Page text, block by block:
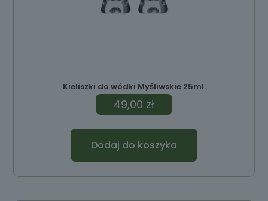
Kieliszki do wódki Myśliwskie 25ml.
49,00 zł
Dodaj do koszyka